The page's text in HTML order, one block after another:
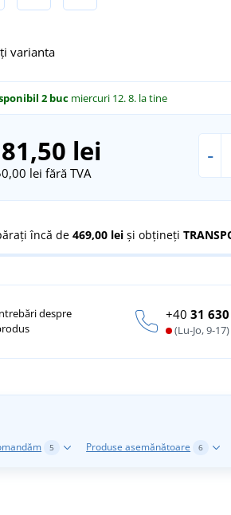
varianta
2 buc miercuri 12. 8. la tine
lei
lei fără TVA
-
încă de 469,00 lei și obțineți
despre
+40 31
(Lu-Jo, 9-17)
5 Produse asemănătoare 6